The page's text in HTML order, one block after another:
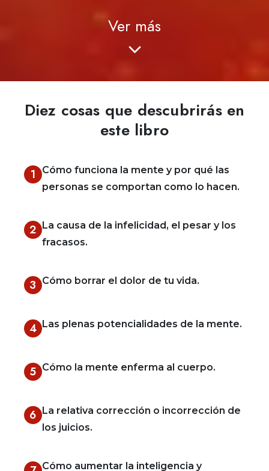
Ver más
Diez cosas que descubrirás en
este libro
1
Cómo funciona la mente y por qué las
personas se comportan como lo hacen.
2 La causa de la infelicidad, el pesar y los
fracasos.
3 Cómo borrar el dolor de tu vida.
4 Las plenas potencialidades de la mente.
5 Cómo la mente enferma al cuerpo.
6 La relativa corrección o incorrección de
los juicios.
Cómo aumentar la inteligencia y